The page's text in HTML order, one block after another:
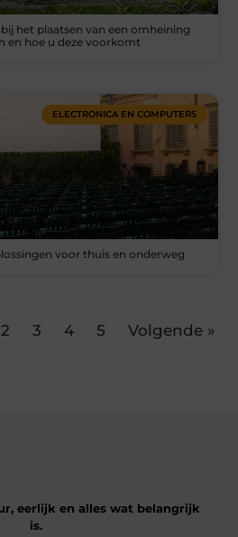
het plaatsen van een omheining
en hoe u deze voorkomt
ELECTRONICA EN COMPUTERS
voor thuis en onderweg
2 3 4 5 Volgende »
eerlijk en alles wat belangrijk
is.